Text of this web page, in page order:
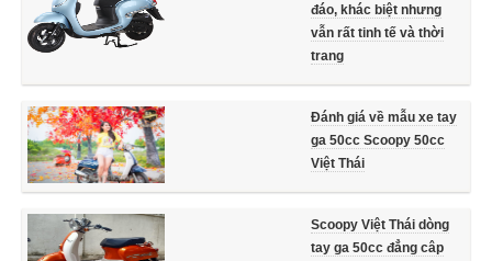
đáo, khác biệt nhưng
vẫn rất tinh tế và thời
trang
Đánh giá về mẫu xe tay
ga 50cc Scoopy 50cc
Việt Thái
Scoopy Việt Thái dòng
tay ga 50cc đẳng câp